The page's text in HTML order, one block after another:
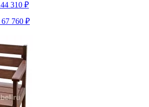
44 310 ₽
67 760 ₽